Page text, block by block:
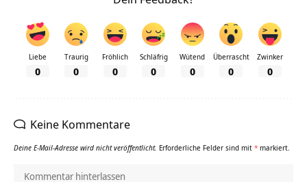
Liebe
0
Traurig
0
Fröhlich
0
Schläfrig
0
Wütend
0
Überrascht
0
Zwinker
0
Keine Kommentare
Deine E-Mail-Adresse wird nicht veröffentlicht. Erforderliche Felder sind mit * markiert.